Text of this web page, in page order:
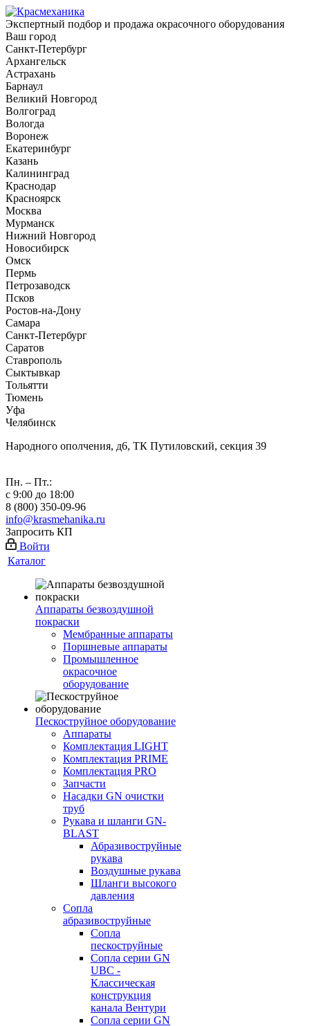
Экспертный подбор и продажа окрасочного оборудования
Ваш город
Санкт-Петербург
Архангельск
Астрахань
Барнаул
Великий Новгород
Волгоград
Вологда
Воронеж
Екатеринбург
Казань
Калининград
Краснодар
Красноярск
Москва
Мурманск
Нижний Новгород
Новосибирск
Омск
Пермь
Петрозаводск
Псков
Ростов-на-Дону
Самара
Санкт-Петербург
Саратов
Ставрополь
Сыктывкар
Тольятти
Тюмень
Уфа
Челябинск
Народного ополчения, д6, ТК Путиловский, секция 39
Пн. – Пт.:
с 9:00 до 18:00
8 (800) 350-09-96
info@krasmehanika.ru
Запросить КП
Войти
Каталог
Аппараты безвоздушной
покраски
Мембранные аппараты
Поршневые аппараты
Промышленное
окрасочное
оборудование
Пескоструйное оборудование
Аппараты
Комплектация LIGHT
Комплектация PRIME
Комплектация PRO
Запчасти
Насадки GN очистки
труб
Рукава и шланги GN-
BLAST
Абразивоструйные
рукава
Воздушные рукава
Шланги высокого
давления
Сопла
абразивоструйные
Сопла
пескоструйные
Сопла серии GN
UBC -
Классическая
конструкция
канала Вентури
Сопла серии GN